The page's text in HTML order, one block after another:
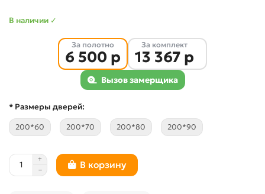
В наличии ✓
За полотно
6 500 р
За комплект
13 367 р
Вызов замерщика
* Размеры дверей:
200*60 200*70 200*80 200*90
В корзину